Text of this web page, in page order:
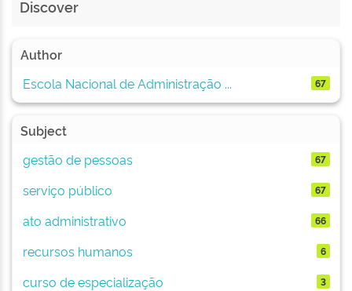
Discover
Author
Escola Nacional de Administração ...
67
Subject
gestão de pessoas
67
serviço público 67
ato administrativo 66
recursos humanos 6
curso de especialização 3